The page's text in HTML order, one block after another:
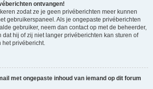
ontvangen!
zodat ze je geen privéberichten meer kunnen
gebruikerspaneel. Als je ongepaste privéberichten
gebruiker, neem dan contact op met de beheerder,
dat hij of zij niet langer privéberichten kan sturen of
het privébericht.
met ongepaste inhoud van iemand op dit forum